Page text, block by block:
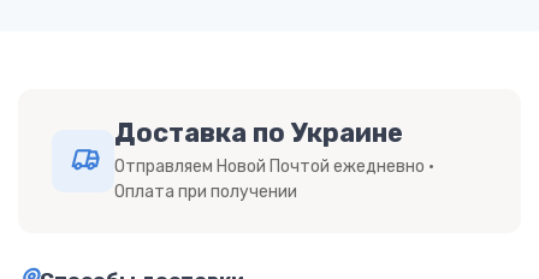
Доставка по Украине
Отправляем Новой Почтой ежедневно ·
Оплата при получении